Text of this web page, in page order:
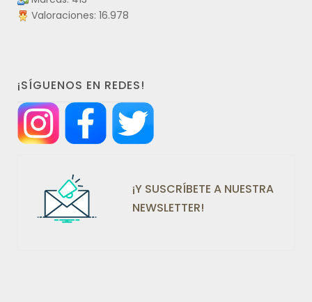
Valoraciones: 16.978
¡SÍGUENOS EN REDES!
¡Y SUSCRÍBETE A NUESTRA
NEWSLETTER!